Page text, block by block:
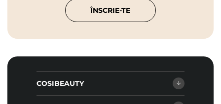
ÎNSCRIE-TE
COSIBEAUTY